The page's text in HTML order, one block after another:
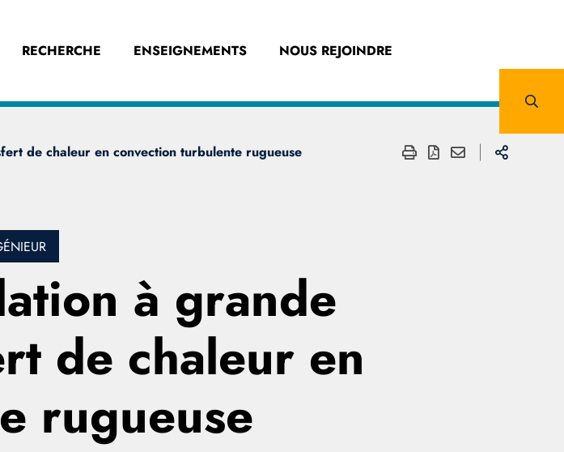
RECHERCHE ENSEIGNEMENTS NOUS REJOINDRE
de chaleur en convection turbulente rugueuse
à grande
de chaleur en
rugueuse